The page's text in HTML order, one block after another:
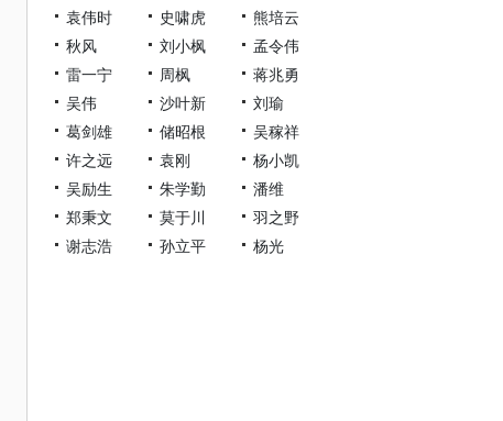
袁伟时
史啸虎
熊培云
秋风
刘小枫
孟令伟
雷一宁
周枫
蒋兆勇
吴伟
沙叶新
刘瑜
葛剑雄
储昭根
吴稼祥
许之远
袁刚
杨小凯
吴励生
朱学勤
潘维
郑秉文
莫于川
羽之野
谢志浩
孙立平 杨光